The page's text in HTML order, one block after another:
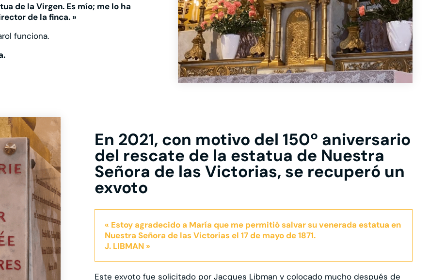
de la Virgen. Es mío; me lo ha
de la finca. »
funciona.
En 2021, con motivo del 150º aniversario
del rescate de la estatua de Nuestra
Señora de las Victorias, se recuperó un
exvoto
« Estoy agradecido a María que me permitió salvar su venerada estatua en
Nuestra Señora de las Victorias el 17 de mayo de 1871.
J. LIBMAN »
Este exvoto fue solicitado por Jacques Libman y colocado mucho después de